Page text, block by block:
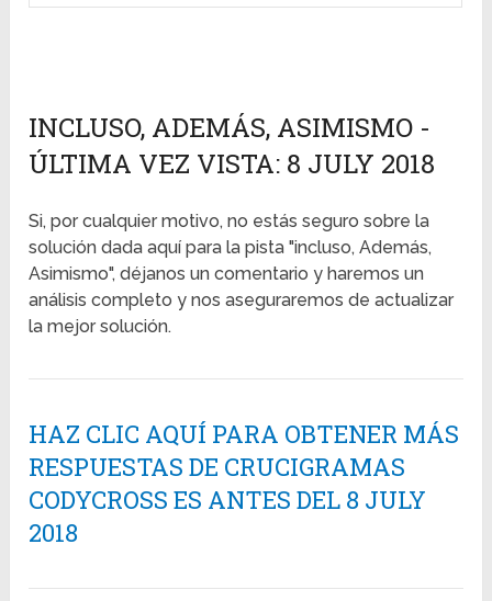
INCLUSO, ADEMÁS, ASIMISMO -
ÚLTIMA VEZ VISTA: 8 JULY 2018
Si, por cualquier motivo, no estás seguro sobre la
solución dada aquí para la pista "incluso, Además,
Asimismo", déjanos un comentario y haremos un
análisis completo y nos aseguraremos de actualizar
la mejor solución.
HAZ CLIC AQUÍ PARA OBTENER MÁS
RESPUESTAS DE CRUCIGRAMAS
CODYCROSS ES ANTES DEL 8 JULY
2018